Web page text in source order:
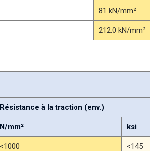
81 kN/mm²
212.0 kN/mm²
Résistance à la traction (env.)
N/mm² ksi
<1000 <145